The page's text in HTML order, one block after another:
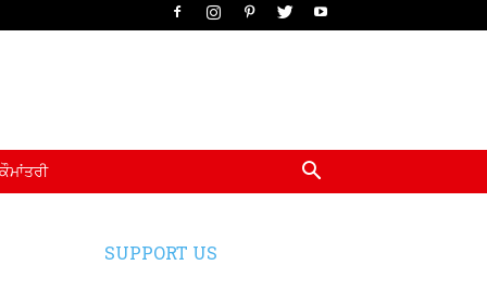
ਕੌਮਾਂਤਰੀ
SUPPORT US